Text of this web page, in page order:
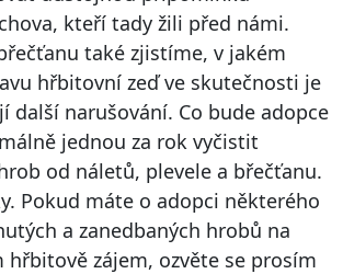
kteří tady žili před námi.
také zjistíme, v jakém
hřbitovní zeď ve skutečnosti je
další narušování. Co bude adopce
jednou za rok vyčistit
od náletů, plevele a břečťanu.
Pokud máte o adopci některého
a zanedbaných hrobů na
hřbitově zájem, ozvěte se prosím